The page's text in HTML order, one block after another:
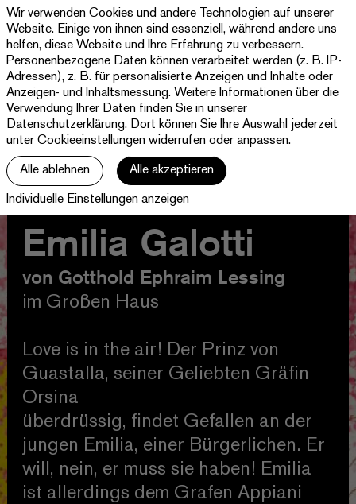
Theater
Paderborn
Westfälische
Kammerspiele
Programm & Tickets
Abos
jott
Ihr Besuch
Haus
Emilia Galotti
von Gotthold Ephraim Lessing
im Großen Haus
Love is in the air! Der Prinz von
Guastalla, seiner Geliebten Gräfin
Orsina
überdrüssig, findet Gefallen an der
jungen Emilia, einer Bürgerlichen. Er
will, nein, er muss sie haben! Emilia
ist allerdings dem Grafen Appiani
Wir verwenden Cookies und andere Technologien auf unserer
Website. Einige von ihnen sind essenziell, während andere uns
helfen, diese Website und Ihre Erfahrung zu verbessern.
Personenbezogene Daten können verarbeitet werden (z. B. IP-
Adressen), z. B. für personalisierte Anzeigen und Inhalte oder
Anzeigen- und Inhaltsmessung. Weitere Informationen über die
Verwendung Ihrer Daten finden Sie in unserer
Datenschutzerklärung. Dort können Sie Ihre Auswahl jederzeit
unter Cookieeinstellungen widerrufen oder anpassen.
Alle ablehnen Alle akzeptieren
Individuelle Einstellungen anzeigen